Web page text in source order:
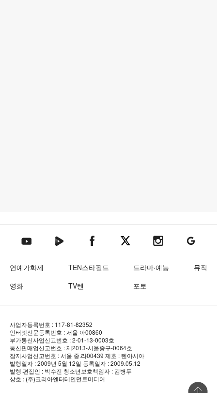
텐아시아 유튜브텐아시아 네이버TV텐아시아 페이스북텐아시아 엑스텐아시아 인스타그램
텐아시아
연예가화제 TEN스타필드 드라마·예능
뮤직
영화
TV텐 포토
사업자등록번호 : 117-81-82352
인터넷신문등록번호 : 서울 아00860
부가통신사업신고번호 : 2-01-13-0003호
통신판매업신고번호 : 제2013-서울중구-0064호
잡지사업신고번호 : 서울 중.라00439 제호 : 텐아시아
발행일자 : 2009년 5월 12일 등록일자 : 2009.05.12
발행·편집인 : 박수진 청소년보호책임자 : 김병두
상호 : (주)코리아엔터테인먼트미디어
상단 바로